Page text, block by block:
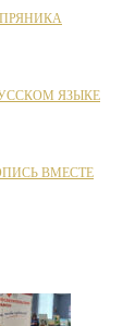
ЯЗЫКЕ
ВМЕСТЕ